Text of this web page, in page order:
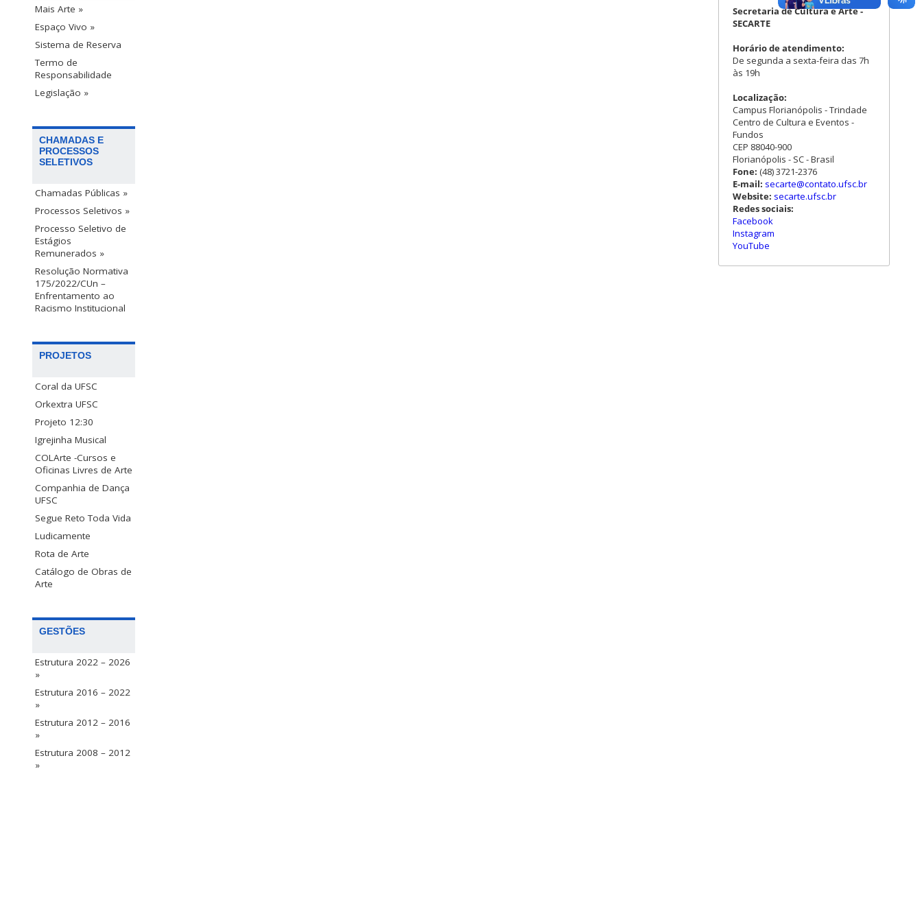
Mais Arte »
Espaço Vivo »
Sistema de Reserva
Termo de
Responsabilidade
Legislação »
CHAMADAS E
PROCESSOS
SELETIVOS
Chamadas Públicas »
Processos Seletivos »
Processo Seletivo de
Estágios
Remunerados »
Resolução Normativa
175/2022/CUn –
Enfrentamento ao
Racismo Institucional
PROJETOS
Coral da UFSC
Orkextra UFSC
Projeto 12:30
Igrejinha Musical
COLArte -Cursos e
Oficinas Livres de Arte
Companhia de Dança
UFSC
Segue Reto Toda Vida
Ludicamente
Rota de Arte
Catálogo de Obras de
Arte
GESTÕES
Estrutura 2022 – 2026
»
Estrutura 2016 – 2022
»
Estrutura 2012 – 2016
»
Estrutura 2008 – 2012
»
Secretaria de Cultura e Arte -
SECARTE
Horário de atendimento:
De segunda a sexta-feira das 7h
às 19h
Localização:
Campus Florianópolis - Trindade
Centro de Cultura e Eventos -
Fundos
CEP 88040-900
Florianópolis - SC - Brasil
Fone: (48) 3721-2376
E-mail: secarte@contato.ufsc.br
Website: secarte.ufsc.br
Redes sociais:
Facebook
Instagram
YouTube